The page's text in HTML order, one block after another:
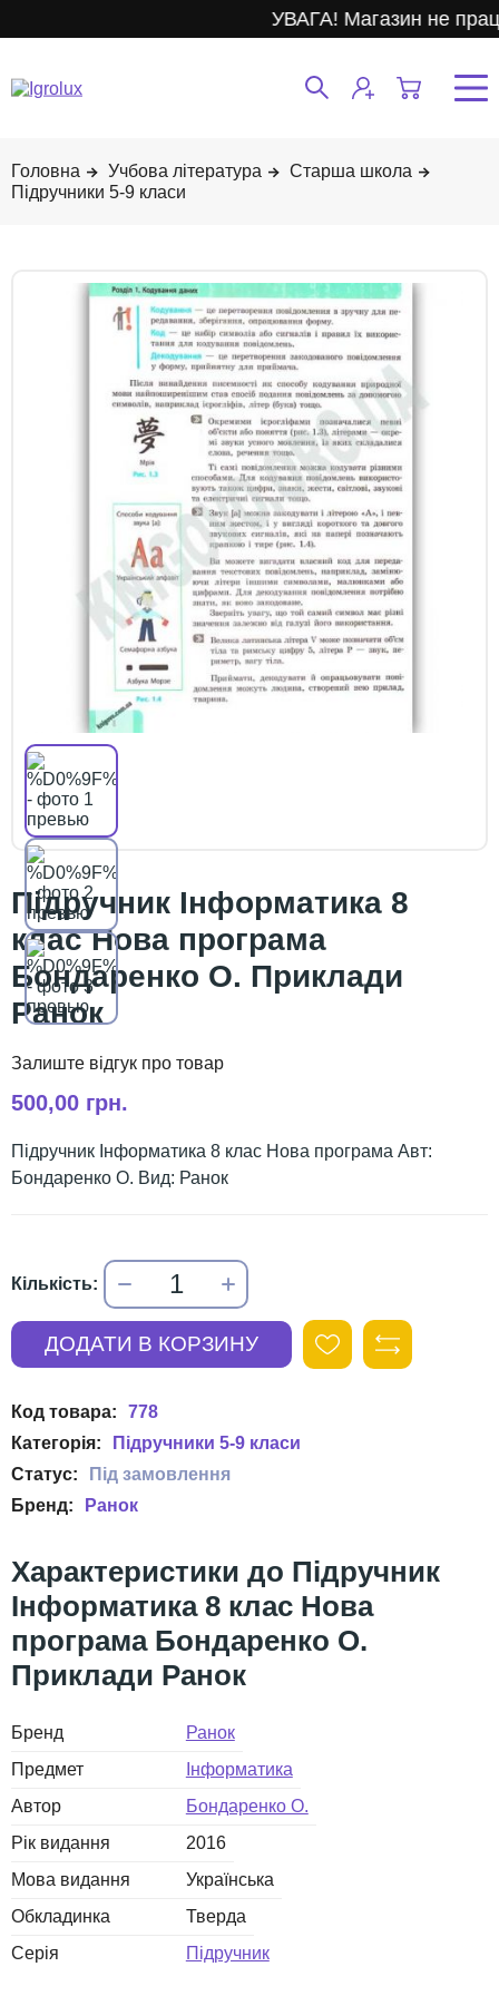
УВАГА! Магазин не
Учбова література
Старша школа
Підручники 5-9 класи
Підручник Інформатика 8
клас Нова програма
Бондаренко О. Приклади
Ранок
500,00 грн.
Підручник Інформатика 8 клас Нова програма Авт:
Бондаренко О. Вид: Ранок
778
Підручники 5-9 класи
Ранок
Підручник
Інформатика 8 клас Нова
програма Бондаренко О.
Приклади Ранок
Бренд
Ранок
Предмет
Інформатика
Автор
Бондаренко О.
Рік видання
2016
Мова видання
Українська
Обкладинка
Тверда
Серія
Підручник